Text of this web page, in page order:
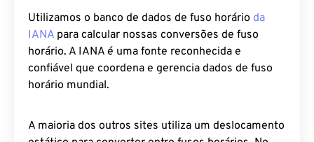
Utilizamos o banco de dados de fuso horário da
IANA para calcular nossas conversões de fuso
horário. A IANA é uma fonte reconhecida e
confiável que coordena e gerencia dados de fuso
horário mundial.
A maioria dos outros sites utiliza um deslocamento